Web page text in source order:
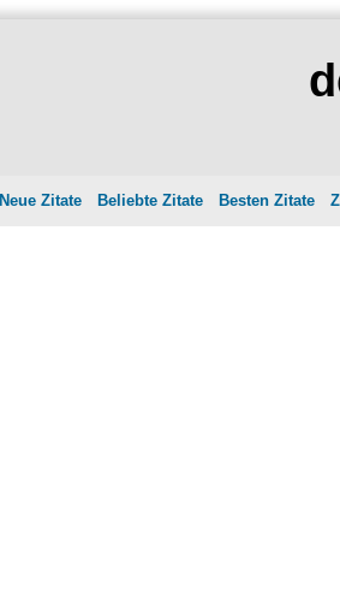
Neue Zitate Beliebte Zitate Besten Zitate